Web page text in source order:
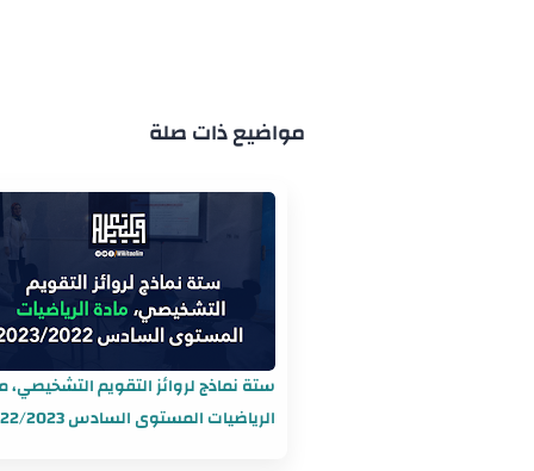
مواضيع ذات صلة
ستة نماذج لروائز التقويم التشخيصي،
الرياضيات المستوى السادس 2022/2023